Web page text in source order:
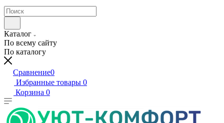
Каталог
По всему сайту
По каталогу
Сравнение0
Избранные товары 0
Корзина 0